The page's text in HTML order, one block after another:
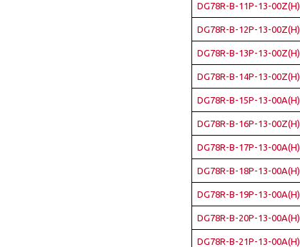
DG78R-B-11P-13-00Z(H)
DG78R-B-12P-13-00Z(H)
DG78R-B-13P-13-00Z(H)
DG78R-B-14P-13-00Z(H)
DG78R-B-15P-13-00A(H)
DG78R-B-16P-13-00Z(H)
DG78R-B-17P-13-00A(H)
DG78R-B-18P-13-00A(H)
DG78R-B-19P-13-00A(H)
DG78R-B-20P-13-00A(H)
DG78R-B-21P-13-00A(H)